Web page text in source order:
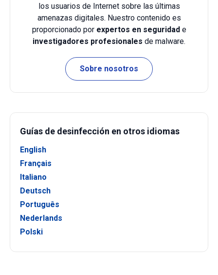
los usuarios de Internet sobre las últimas
amenazas digitales. Nuestro contenido es
proporcionado por expertos en seguridad e
investigadores profesionales de malware.
Sobre nosotros
Guías de desinfección en otros idiomas
English
Français
Italiano
Deutsch
Português
Nederlands
Polski